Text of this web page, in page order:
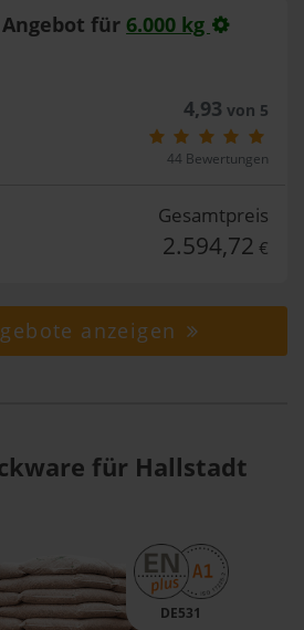
für 6.000 kg
4,93 von 5
44 Bewertungen
Gesamtpreis
2.594,72 €
anzeigen
für Hallstadt
DE531